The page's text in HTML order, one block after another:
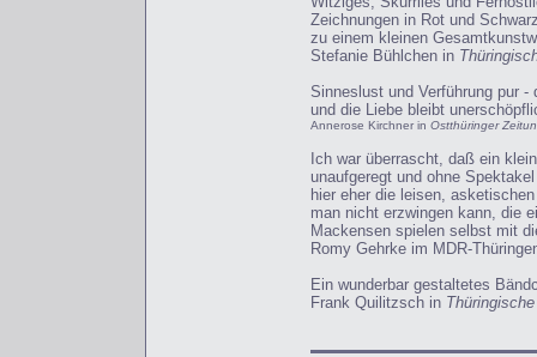
Zeichnungen in Rot und
zu einem kleinen
Stefanie Bühlchen in
Sinneslust und Verführung pur
und die Liebe bleibt
Annerose Kirchner in Ostthüringer
Ich war überrascht, daß ein
unaufgeregt und ohne
hier eher die leisen,
man nicht erzwingen kann, die
Mackensen spielen selbst mit
Romy Gehrke im MDR-
Ein wunderbar gestaltetes
Frank Quilitzsch in